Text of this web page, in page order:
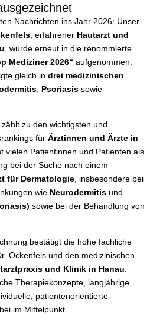
Nachrichten ins Jahr 2026: Unser
, erfahrener Hautarzt und
, wurde erneut in die renommierte
Mediziner 2026“ aufgenommen.
gleich in drei medizinischen
Psoriasis sowie
zählt zu den wichtigsten und
für Ärztinnen und Ärzte in
vielen Patientinnen und Patienten als
bei der Suche nach einem
für Dermatologie, insbesondere bei
wie Neurodermitis und
sowie bei der Behandlung von
bestätigt die hohe fachliche
Ockenfels und den medizinischen
und Klinik in Hanau
Therapiekonzepte, langjährige
patientenorientierte
im Mittelpunkt.